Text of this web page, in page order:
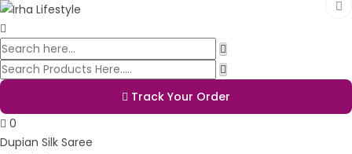
Track Your Order
0
Dupian Silk Saree